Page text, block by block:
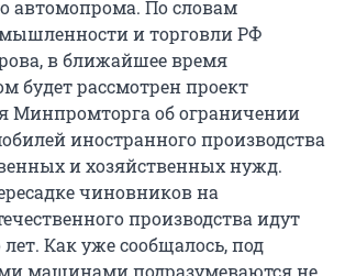
автомопрома. По словам
и торговли РФ
в ближайшее время
будет рассмотрен проект
Минпромторга об ограничении
иностранного производства
и хозяйственных нужд.
чиновников на
производства идут
Как уже сообщалось, под
машинами подразумеваются не